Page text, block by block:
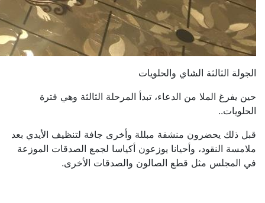
الجولة الثالثة الشاي والحلويات
حين يفرغ الملا من الدعاء، تبدأ المرحلة الثالثة وهي فترة
الحلويات..
قبل ذلك يحضرون منشفة مبللة وأخرى جافة لتنظيف الأيدي بعد
ملامسة النقود، وأحيانا يوزعون أكياسا لجمع الصدقات الموزعة
في المجلس مثل قطع الصالون والصدقات الأخرى.